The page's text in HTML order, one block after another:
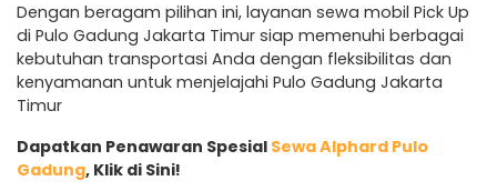
Dengan beragam pilihan ini, layanan sewa mobil Pick Up
di Pulo Gadung Jakarta Timur siap memenuhi berbagai
kebutuhan transportasi Anda dengan fleksibilitas dan
kenyamanan untuk menjelajahi Pulo Gadung Jakarta
Timur
Dapatkan Penawaran Spesial Sewa Alphard Pulo
Gadung, Klik di Sini!